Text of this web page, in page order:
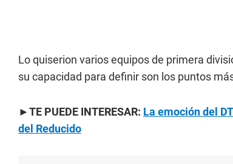
Lo quiserion varios equipos de primera
su capacidad para definir son los puntos
►TE PUEDE INTERESAR: La emoción del
del Reducido